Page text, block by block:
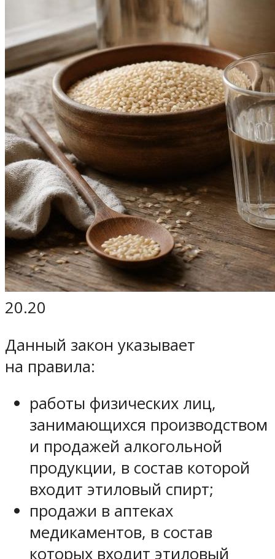
20.20
Данный закон указывает
на правила:
работы физических лиц,
занимающихся производством
и продажей алкогольной
продукции, в состав которой
входит этиловый спирт;
продажи в аптеках
медикаментов, в состав
которых входит этиловый